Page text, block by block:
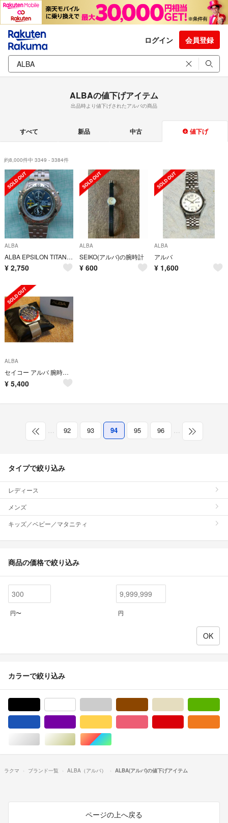
ログイン 会員登録
ALBAの値下げアイテム
出品時より値下げされたアルバの商品
すべて 新品 中古 値下げ
約8,000件中 3349 - 3384件
ALBA
ALBA EPSILON TITANIUMクロノグラフ 動作品 平成12年頃
¥ 2,750
ALBA
SEIKO(アルバ)の腕時計
¥ 600
ALBA
アルバ
¥ 1,600
ALBA
セイコー アルバ 腕時計 AP6525X1 多針 ペプシベゼル
¥ 5,400
… 92 93 94 95 96 …
タイプで絞り込み
レディース
メンズ
キッズ／ベビー／マタニティ
商品の価格で絞り込み
円〜 円
カラーで絞り込み
シルバー/銀色系ゴールド/金色系マルチカラー
ラクマ ブランド一覧 ALBA（アルバ） ALBA(アルバ)の値下げアイテム
ページの上へ戻る